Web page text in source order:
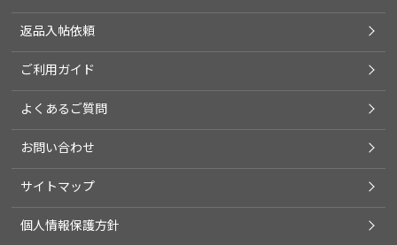
返品入帖依頼
ご利用ガイド
よくあるご質問
お問い合わせ
サイトマップ
個人情報保護方針